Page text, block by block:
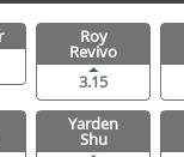
Roy
Revivo
3.15
Yarden
Shu